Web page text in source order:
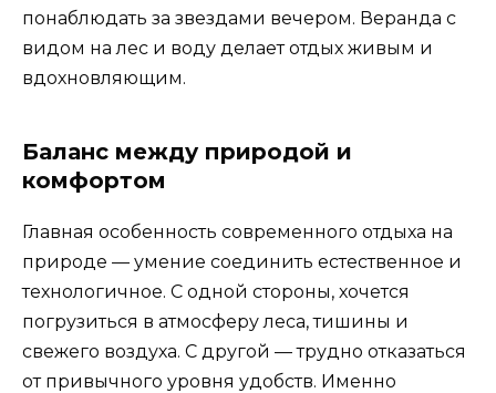
понаблюдать за звездами вечером. Веранда с
видом на лес и воду делает отдых живым и
вдохновляющим.
Баланс между природой и
комфортом
Главная особенность современного отдыха на
природе — умение соединить естественное и
технологичное. С одной стороны, хочется
погрузиться в атмосферу леса, тишины и
свежего воздуха. С другой — трудно отказаться
от привычного уровня удобств. Именно